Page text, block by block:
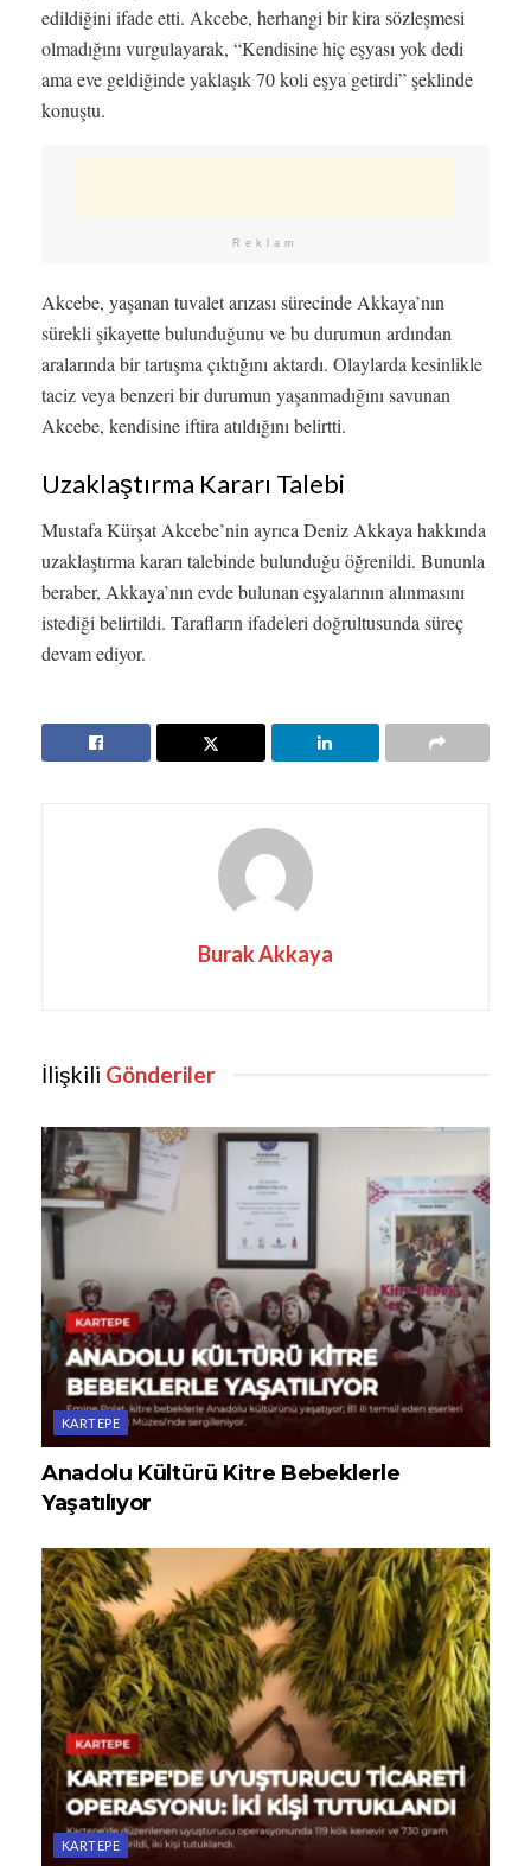
edildiğini ifade etti. Akcebe, herhangi bir kira sözleşmesi
olmadığını vurgulayarak, “Kendisine hiç eşyası yok dedi
ama eve geldiğinde yaklaşık 70 koli eşya getirdi” şeklinde
konuştu.
Reklam
Akcebe, yaşanan tuvalet arızası sürecinde Akkaya’nın
sürekli şikayette bulunduğunu ve bu durumun ardından
aralarında bir tartışma çıktığını aktardı. Olaylarda kesinlikle
taciz veya benzeri bir durumun yaşanmadığını savunan
Akcebe, kendisine iftira atıldığını belirtti.
Uzaklaştırma Kararı Talebi
Mustafa Kürşat Akcebe’nin ayrıca Deniz Akkaya hakkında
uzaklaştırma kararı talebinde bulunduğu öğrenildi. Bununla
beraber, Akkaya’nın evde bulunan eşyalarının alınmasını
istediği belirtildi. Tarafların ifadeleri doğrultusunda süreç
devam ediyor.
Burak Akkaya
İlişkili Gönderiler
KARTEPE
Anadolu Kültürü Kitre Bebeklerle
Yaşatılıyor
KARTEPE